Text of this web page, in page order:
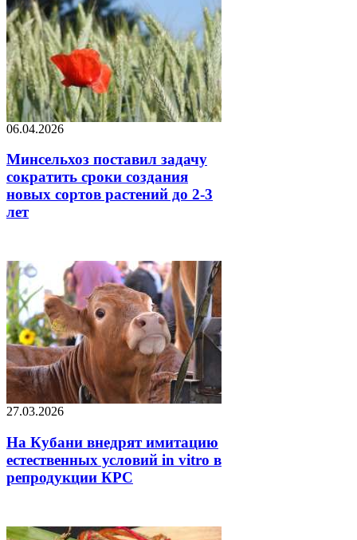
06.04.2026
Минсельхоз поставил задачу
сократить сроки создания
новых сортов растений до 2-3
лет
27.03.2026
На Кубани внедрят имитацию
естественных условий in vitro в
репродукции КРС